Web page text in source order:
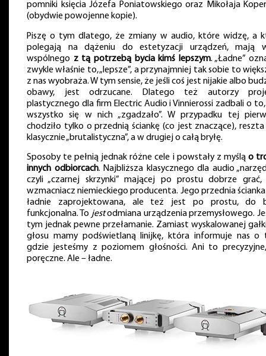
pomniki księcia Józefa Poniatowskiego oraz Mikołaja
(obydwie powojenne kopie).
Piszę o tym dlatego, że zmiany w audio, które widzę, a
polegają na dążeniu do estetyzacji urządzeń, mają
wspólnego z tą potrzebą bycia kimś lepszym. „Ładne”
zwykle właśnie to, „lepsze”, a przynajmniej tak sobie to
z nas wyobraża. W tym sensie, że jeśli coś jest nijakie albo
obawy, jest odrzucane. Dlatego też autorzy
plastycznego dla firm Electric Audio i Vinnierossi zadbali o
wszystko się w nich „zgadzało”. W przypadku tej
chodziło tylko o przednią ściankę (co jest znaczące),
klasycznie „brutalistyczna”, a w drugiej o całą bryłę.
Sposoby te pełnią jednak różne cele i powstały z myślą o
innych odbiorcach. Najbliższa klasycznego dla audio
czyli „czarnej skrzynki” mającej po prostu dobrze grać,
wzmacniacz niemieckiego producenta. Jego przednia
ładnie zaprojektowana, ale też jest po prostu, do
funkcjonalna. To jestodmiana urządzenia przemysłowego.
tym jednak pewne przełamanie. Zamiast wyskalowanej gałki
głosu mamy podświetlaną linijkę, która informuje nas o
gdzie jesteśmy z poziomem głośności. Ani to
poręczne. Ale – ładne.